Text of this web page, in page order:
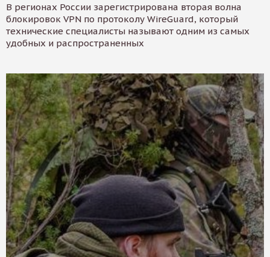
В регионах России зарегистрирована вторая волна
блокировок VPN по протоколу WireGuard, который
технические специалисты называют одним из самых
удобных и распространенных